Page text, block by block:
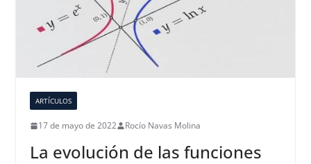
ARTÍCULOS
17 de mayo de 2022 Rocío Navas Molina
La evolución de las funciones